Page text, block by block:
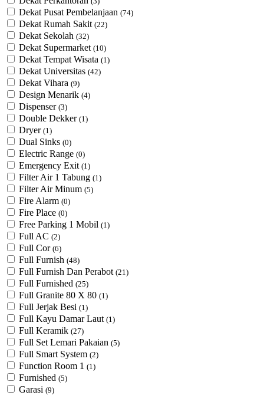
Dekat Pusat Pembelanjaan (74)
Dekat Rumah Sakit (22)
Dekat Sekolah (32)
Dekat Supermarket (10)
Dekat Tempat Wisata (1)
Dekat Universitas (42)
Dekat Vihara (9)
Design Menarik (4)
Dispenser (3)
Double Dekker (1)
Dryer (1)
Dual Sinks (0)
Electric Range (0)
Emergency Exit (1)
Filter Air 1 Tabung (1)
Filter Air Minum (5)
Fire Alarm (0)
Fire Place (0)
Free Parking 1 Mobil (1)
Full AC (2)
Full Cor (6)
Full Furnish (48)
Full Furnish Dan Perabot (21)
Full Furnished (25)
Full Granite 80 X 80 (1)
Full Jerjak Besi (1)
Full Kayu Damar Laut (1)
Full Keramik (27)
Full Set Lemari Pakaian (5)
Full Smart System (2)
Function Room 1 (1)
Furnished (5)
Garasi (9)